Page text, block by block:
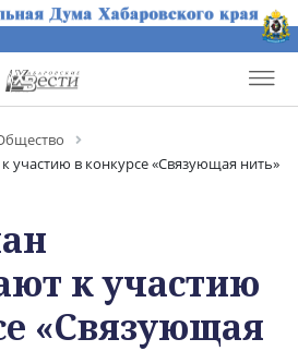
участию в конкурсе «Связующая нить»
к участию
«Связующая